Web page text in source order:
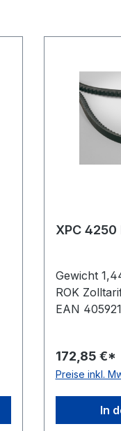
XPC 4250
Gewicht
ROK
EAN
Hersteller
Material
Polyester
172,85 €*
Preise inkl.
In